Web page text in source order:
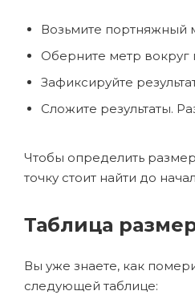
Возьмите портняжный
Оберните метр вокруг
Зафиксируйте
Сложите результаты.
Чтобы определить размер
точку стоит найти до
Таблица
Вы уже знаете, как
следующей таблице: